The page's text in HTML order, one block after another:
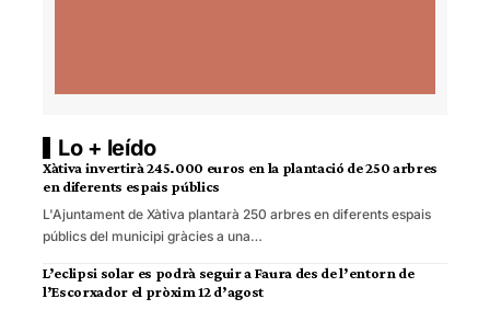
Lo + leído
Xàtiva invertirà 245.000 euros en la plantació de 250 arbres
en diferents espais públics
L'Ajuntament de Xàtiva plantarà 250 arbres en diferents espais
públics del municipi gràcies a una…
L’eclipsi solar es podrà seguir a Faura des de l’entorn de
l’Escorxador el pròxim 12 d’agost